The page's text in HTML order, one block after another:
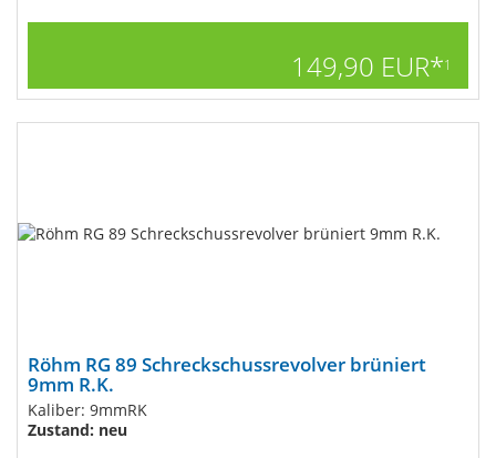
149,90 EUR*1
Röhm RG 89 Schreckschussrevolver brüniert
9mm R.K.
Kaliber: 9mmRK
Zustand: neu